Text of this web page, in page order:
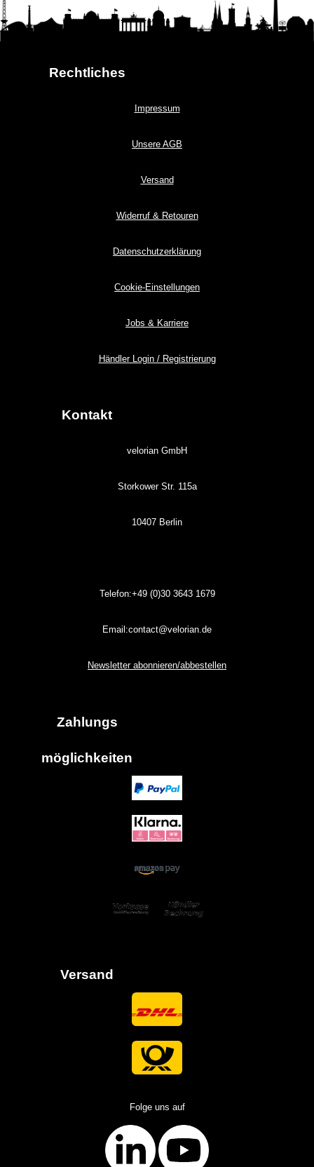
Rechtliches
Impressum
Unsere AGB
Versand
Widerruf & Retouren
Datenschutzerklärung
Cookie-Einstellungen
Jobs & Karriere
Händler Login / Registrierung
Kontakt
velorian GmbH
Storkower Str. 115a
10407 Berlin
Telefon:+49 (0)3036431679
Email:contact@velorian.de
Newsletter abonnieren/abbestellen
Zahlungs
möglichkeiten
Versand
Folge uns auf